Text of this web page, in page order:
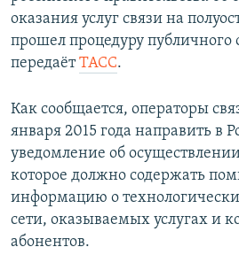
УКРАИНСКАЯ ПРОБЛЕМА КРЫМА
Все сайты RFE/RL
оказания услуг связи на
прошел процедуру публичного
передаётТАСС.
Как сообщается, операторы
января 2015 года направить в
уведомление об
которое должно содержать
информацию о
сети, оказываемых услугах и
абонентов.